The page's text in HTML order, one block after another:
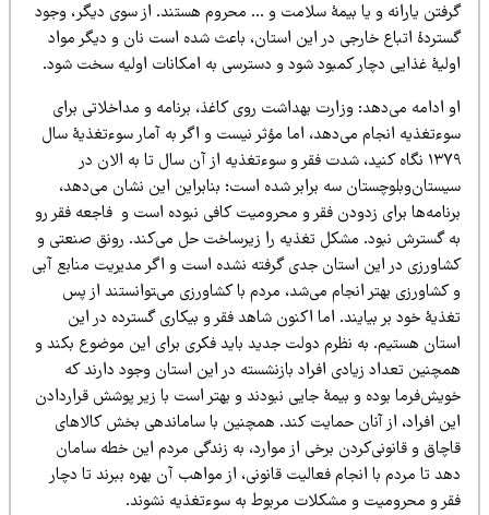
یارانه و یا بیمۀ سلامت و … محروم هستند. از سوی دیگر، وجود
اتباع خارجی در این استان، باعث شده است نان و دیگر مواد
غذایی دچار کمبود شود و دسترسی به امکانات اولیه سخت شود.
ادامه می‌دهد: وزارت بهداشت روی کاغذ، برنامه و مداخلاتی برای
انجام می‌دهد، اما مؤثر نیست و اگر به آمار سوءتغذیۀ سال
۱۳۷۹ نگاه کنید، شدت فقر و سوءتغذیه از آن سال تا به الان در
سه برابر شده است؛ بنابراین این نشان می‌دهد،
برای زدودن فقر و محرومیت کافی نبوده است و فاجعه فقر رو
گسترش نبود. مشکل تغذیه را زیرساخت حل می‌کند. رونق صنعتی و
در این استان جدی گرفته نشده است و اگر مدیریت منابع آبی
کشاورزی بهتر انجام می‌شد، مردم با کشاورزی می‌‍توانستند از پس
خود بر بیایند. اما اکنون شاهد فقر و بیکاری گسترده در این
هستیم. به نظرم دولت جدید باید فکری برای این موضوع بکند و
تعداد زیادی افراد بازنشسته در این استان وجود دارند که
بوده و بیمۀ جایی نبودند و بهتر است با زیر پوشش قرار‌دادن
افراد، از آنان حمایت کند. همچنین با ساماندهی بخش کالاهای
و قانونی‌کردن برخی از موارد، به زندگی مردم این خطه سامان
تا مردم با انجام فعالیت قانونی، از مواهب آن بهره ببرند تا دچار
و محرومیت و مشکلات مربوط به سوءتغذیه نشوند.